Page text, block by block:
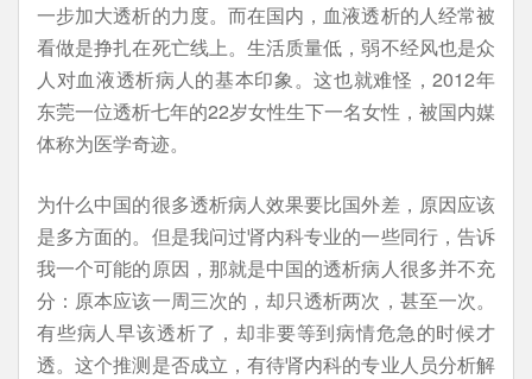
一步加大透析的力度。而在国内，血液透析的人经常被
看做是挣扎在死亡线上。生活质量低，弱不经风也是众
人对血液透析病人的基本印象。这也就难怪，2012年
东莞一位透析七年的22岁女性生下一名女性，被国内媒
体称为医学奇迹。
为什么中国的很多透析病人效果要比国外差，原因应该
是多方面的。但是我问过肾内科专业的一些同行，告诉
我一个可能的原因，那就是中国的透析病人很多并不充
分：原本应该一周三次的，却只透析两次，甚至一次。
有些病人早该透析了，却非要等到病情危急的时候才
透。这个推测是否成立，有待肾内科的专业人员分析解